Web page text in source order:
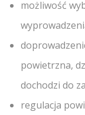
możliwość
powietrzna,
dochodzi do
regulacja